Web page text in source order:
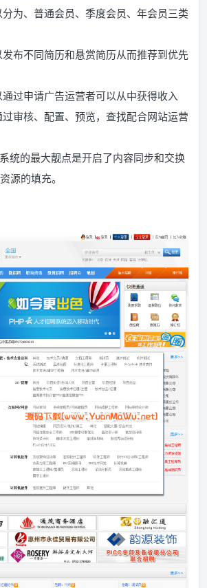
为、普通会员、季度会员、年会员三类
布不同简历和悬赏简历从而推荐到优先
过申请广告运营者可以从中获得收入
审核、配置、预览，查找配合网站运营
统的最大靓点是开启了内容同步和交换
源的填充。